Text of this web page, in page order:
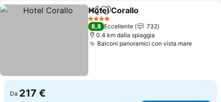
CondividiAggiungi ai preferiti
Hotel Corallo
4 Stelle
8,8 Eccellente
732
0.4 km dalla spiaggia
Balconi panoramici con vista mareScopri
Da 217 €